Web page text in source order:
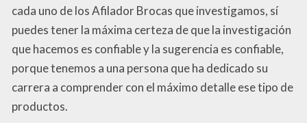
cada uno de los Afilador Brocas que investigamos, sí
puedes tener la máxima certeza de que la investigación
que hacemos es confiable y la sugerencia es confiable,
porque tenemos a una persona que ha dedicado su
carrera a comprender con el máximo detalle ese tipo de
productos.